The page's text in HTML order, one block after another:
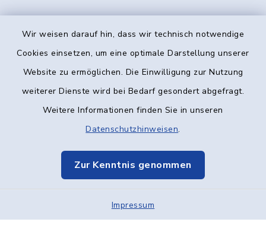
Wir weisen darauf hin, dass wir technisch notwendige
Cookies einsetzen, um eine optimale Darstellung unserer
Website zu ermöglichen. Die Einwilligung zur Nutzung
weiterer Dienste wird bei Bedarf gesondert abgefragt.
Weitere Informationen finden Sie in unseren
Datenschutzhinweisen.
Zur Kenntnis genommen
Impressum
Kontakt
Datenschutz
Elektronische Kommunikation
Sitemap